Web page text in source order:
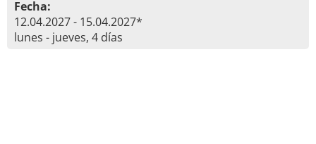
Fecha:
12.04.2027 - 15.04.2027*
lunes - jueves, 4 días